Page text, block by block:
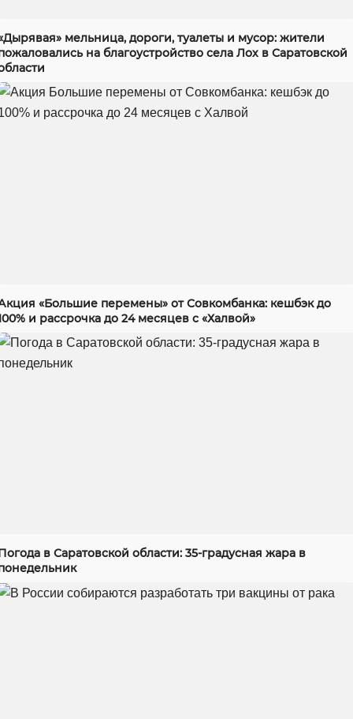
мельница, дороги, туалеты и мусор: жители
на благоустройство села Лох в Саратовской
«Большие перемены» от Совкомбанка: кешбэк до
и рассрочка до 24 месяцев с «Халвой»
в Саратовской области: 35-градусная жара в